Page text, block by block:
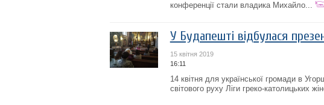
конференції стали владика Михайло...
У Будапешті відбулася
15 квітня 2019
16:11
14 квітня для української громади в
світового руху Ліги греко-католицьких